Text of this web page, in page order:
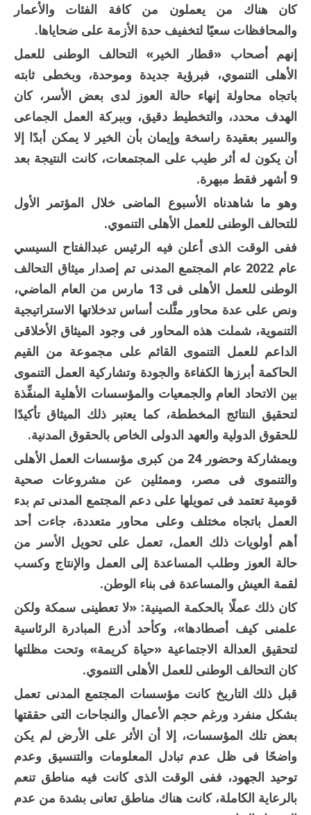
كان هناك من يعملون من كافة الفئات والأعمار
والمحافظات سعيًا لتخفيف حدة الأزمة على ضحاياها.
إنهم أصحاب «قطار الخير» التحالف الوطنى للعمل
الأهلى التنموي، فبرؤية جديدة وموحدة، وبخطى ثابته
باتجاه محاولة إنهاء حالة العوز لدى بعض الأسر، كان
الهدف محدد، والتخطيط دقيق، وببركة العمل الجماعى
والسير بعقيدة راسخة وإيمان بأن الخير لا يمكن أبدًا إلا
أن يكون له أثر طيب على المجتمعات، كانت النتيجة بعد
وهو ما شاهدناه الأسبوع الماضى خلال المؤتمر الأول
للتحالف الوطنى للعمل الأهلى التنموي.
ففى الوقت الذى أعلن فيه الرئيس عبدالفتاح السيسي
عام 2022 عام المجتمع المدنى تم إصدار ميثاق التحالف
الوطنى للعمل الأهلى فى 13 مارس من العام الماضي،
ونص على عدة محاور مثَّلت أساس تدخلاتها الاستراتيجية
التنموية، شملت هذه المحاور فى وجود الميثاق الأخلاقى
الداعم للعمل التنموى القائم على مجموعة من القيم
الحاكمة أبرزها الكفاءة والجودة وتشاركية العمل التنموى
بين الاتحاد العام والجمعيات والمؤسسات الأهلية المنفِّذة
لتحقيق النتائج المخططة، كما يعتبر ذلك الميثاق تأكيدًا
للحقوق الدولية والعهد الدولى الخاص بالحقوق المدنية.
وبمشاركة وحضور 24 من كبرى مؤسسات العمل الأهلى
والتنموى فى مصر، وممثلين عن مشروعات صحية
قومية تعتمد فى تمويلها على دعم المجتمع المدنى تم بدء
العمل باتجاه مختلف وعلى محاور متعددة، جاءت أحد
أهم أولويات ذلك العمل، تعمل على تحويل الأسر من
حالة العوز وطلب المساعدة إلى العمل والإنتاج وكسب
لقمة العيش والمساعدة فى بناء الوطن.
كان ذلك عملًا بالحكمة الصينية: «لا تعطينى سمكة ولكن
علمنى كيف أصطادها»، وكأحد أذرع المبادرة الرئاسية
لتحقيق العدالة الاجتماعية «حياة كريمة» وتحت مظلتها
كان التحالف الوطنى للعمل الأهلى التنموي.
قبل ذلك التاريخ كانت مؤسسات المجتمع المدنى تعمل
بشكل منفرد ورغم حجم الأعمال والنجاحات التى حققتها
بعض تلك المؤسسات، إلا أن الأثر على الأرض لم يكن
واضحًا فى ظل عدم تبادل المعلومات والتنسيق وعدم
توحيد الجهود، ففى الوقت الذى كانت فيه مناطق تنعم
بالرعاية الكاملة، كانت هناك مناطق تعانى بشدة من عدم